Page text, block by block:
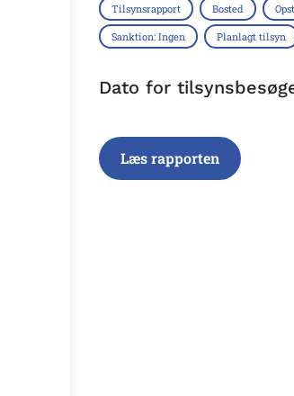
Tilsynsrapport Bosted
Sanktion: Ingen Planlagt tilsyn
Dato for
Læs rapporten